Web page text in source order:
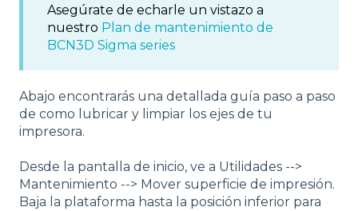
Asegúrate de echarle un vistazo a
nuestro Plan de mantenimiento de
BCN3D Sigma series
Abajo encontrarás una detallada guía paso a paso
de como lubricar y limpiar los ejes de tu
impresora.
Desde la pantalla de inicio, ve a Utilidades -->
Mantenimiento --> Mover superficie de impresión.
Baja la plataforma hasta la posición inferior para